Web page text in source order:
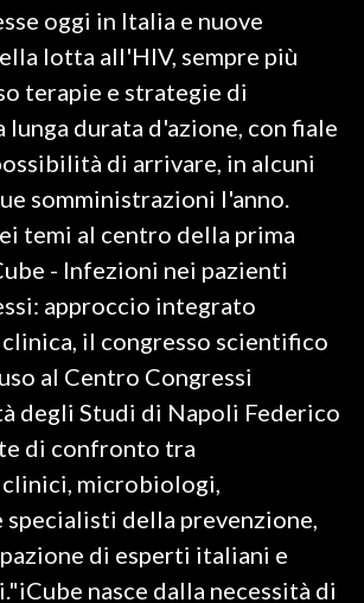
oggi in Italia e nuove
lotta all'HIV, sempre più
terapie e strategie di
lunga durata d'azione, con fiale
di arrivare, in alcuni
somministrazioni l'anno.
temi al centro della prima
- Infezioni nei pazienti
approccio integrato
il congresso scientifico
al Centro Congressi
degli Studi di Napoli Federico
di confronto tra
microbiologi,
specialisti della prevenzione,
di esperti italiani e
nasce dalla necessità di